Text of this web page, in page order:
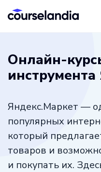
Онлайн-
Яндекс.Маркет —
популярных
который
товаров и
и покупать их.